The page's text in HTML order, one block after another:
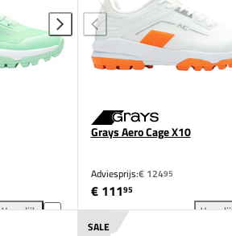
Vergelijk
Grays Aero Cage X10 toevoegen aan vergelijking
Grays Aero Cage X10
Adviesprijs:€ 12495
€ 11195
SALE